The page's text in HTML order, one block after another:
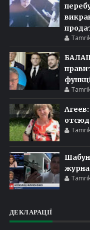
ДЕКЛАРАЦІЇ